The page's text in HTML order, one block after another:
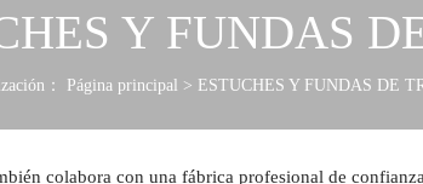
Y FUNDAS
： Página principal > ESTUCHES Y FUNDAS DE
colabora con una fábrica profesional de